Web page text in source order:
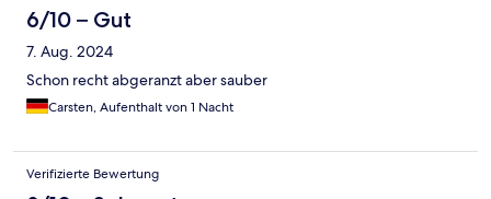
6/10 – Gut
7. Aug. 2024
Schon recht abgeranzt aber sauber
Carsten, Aufenthalt von 1 Nacht
Verifizierte Bewertung